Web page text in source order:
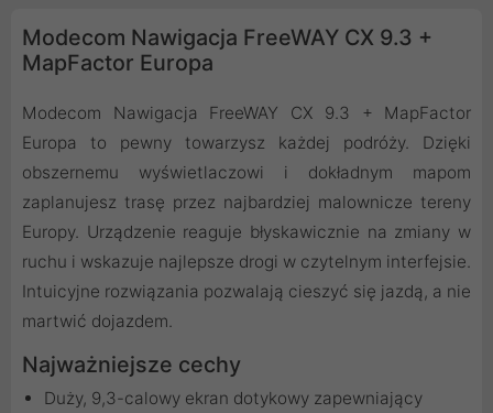
Modecom Nawigacja FreeWAY CX 9.3 +
MapFactor Europa
Modecom Nawigacja FreeWAY CX 9.3 + MapFactor
Europa to pewny towarzysz każdej podróży. Dzięki
obszernemu wyświetlaczowi i dokładnym mapom
zaplanujesz trasę przez najbardziej malownicze tereny
Europy. Urządzenie reaguje błyskawicznie na zmiany w
ruchu i wskazuje najlepsze drogi w czytelnym interfejsie.
Intuicyjne rozwiązania pozwalają cieszyć się jazdą, a nie
martwić dojazdem.
Najważniejsze cechy
Duży, 9,3-calowy ekran dotykowy zapewniający